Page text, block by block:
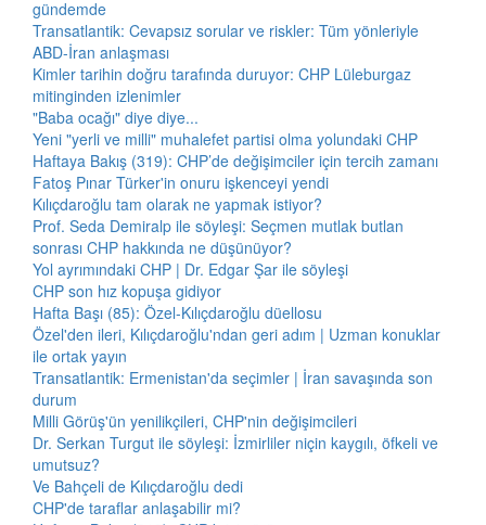
gündemde
Transatlantik: Cevapsız sorular ve riskler: Tüm yönleriyle
ABD-İran anlaşması
Kimler tarihin doğru tarafında duruyor: CHP Lüleburgaz
mitinginden izlenimler
"Baba ocağı" diye diye...
Yeni "yerli ve milli" muhalefet partisi olma yolundaki CHP
Haftaya Bakış (319): CHP’de değişimciler için tercih zamanı
Fatoş Pınar Türker'in onuru işkenceyi yendi
Kılıçdaroğlu tam olarak ne yapmak istiyor?
Prof. Seda Demiralp ile söyleşi: Seçmen mutlak butlan
sonrası CHP hakkında ne düşünüyor?
Yol ayrımındaki CHP | Dr. Edgar Şar ile söyleşi
CHP son hız kopuşa gidiyor
Hafta Başı (85): Özel-Kılıçdaroğlu düellosu
Özel'den ileri, Kılıçdaroğlu'ndan geri adım | Uzman konuklar
ile ortak yayın
Transatlantik: Ermenistan'da seçimler | İran savaşında son
durum
Milli Görüş'ün yenilikçileri, CHP'nin değişimcileri
Dr. Serkan Turgut ile söyleşi: İzmirliler niçin kaygılı, öfkeli ve
umutsuz?
Ve Bahçeli de Kılıçdaroğlu dedi
CHP'de taraflar anlaşabilir mi?